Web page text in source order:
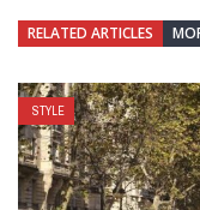
RELATED ARTICLES
STYLE